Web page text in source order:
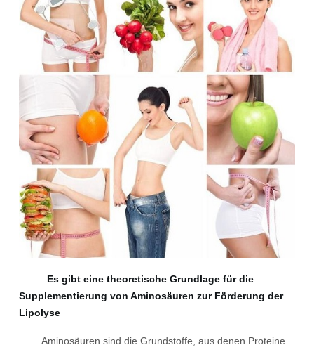
Es gibt eine theoretische Grundlage für die
Supplementierung von Aminosäuren zur Förderung der
Lipolyse
Aminosäuren sind die Grundstoffe, aus denen Proteine ​​